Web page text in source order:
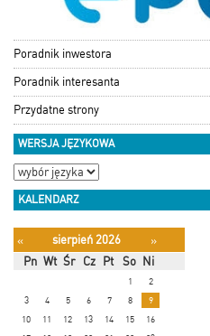
Poradnik inwestora
Poradnik interesanta
Przydatne strony
WERSJA JĘZYKOWA
KALENDARZ
« sierpień 2026
»
Pn Wt Śr Cz Pt So Ni
1
2
3
4 5 6 7 8
9
10
11 12 13 14 15
16